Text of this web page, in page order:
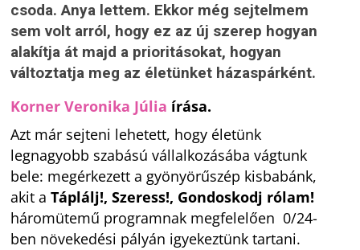
csoda. Anya lettem. Ekkor még sejtelmem
sem volt arról, hogy ez az új szerep hogyan
alakítja át majd a prioritásokat, hogyan
változtatja meg az életünket házaspárként.
Korner Veronika Júlia írása.
Azt már sejteni lehetett, hogy életünk
legnagyobb szabású vállalkozásába vágtunk
bele: megérkezett a gyönyörűszép kisbabánk,
akit aTáplálj!, Szeress!, Gondoskodj rólam!
háromütemű programnak megfelelően 0/24-
ben növekedési pályán igyekeztünk tartani.